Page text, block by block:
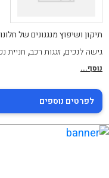
תיקון ושיפוץ מנגנונים של
גישה לנכים,זגגות רכב, חניית
נוסף...
לפרטים נוספים